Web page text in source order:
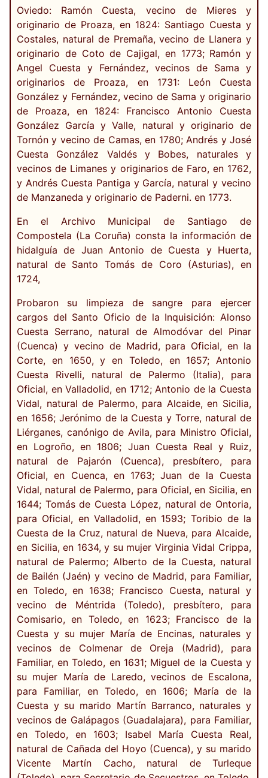
Oviedo: Ramón Cuesta, vecino de Mieres y
originario de Proaza, en 1824: Santiago Cuesta y
Costales, natural de Premaña, vecino de Llanera y
originario de Coto de Cajigal, en 1773; Ramón y
Angel Cuesta y Fernández, vecinos de Sama y
originarios de Proaza, en 1731: León Cuesta
González y Fernández, vecino de Sama y originario
de Proaza, en 1824: Francisco Antonio Cuesta
González García y Valle, natural y originario de
Tornón y vecino de Camas, en 1780; Andrés y José
Cuesta González Valdés y Bobes, naturales y
vecinos de Limanes y originarios de Faro, en 1762,
y Andrés Cuesta Pantiga y García, natural y vecino
de Manzaneda y originario de Paderni. en 1773.
En el Archivo Municipal de Santiago de
Compostela (La Coruña) consta la información de
hidalguía de Juan Antonio de Cuesta y Huerta,
natural de Santo Tomás de Coro (Asturias), en
1724,
Probaron su limpieza de sangre para ejercer
cargos del Santo Oficio de la Inquisición: Alonso
Cuesta Serrano, natural de Almodóvar del Pinar
(Cuenca) y vecino de Madrid, para Oficial, en la
Corte, en 1650, y en Toledo, en 1657; Antonio
Cuesta Rivelli, natural de Palermo (Italia), para
Oficial, en Valladolid, en 1712; Antonio de la Cuesta
Vidal, natural de Palermo, para Alcaide, en Sicilia,
en 1656; Jerónimo de la Cuesta y Torre, natural de
Liérganes, canónigo de Avila, para Ministro Oficial,
en Logroño, en 1806; Juan Cuesta Real y Ruiz,
natural de Pajarón (Cuenca), presbítero, para
Oficial, en Cuenca, en 1763; Juan de la Cuesta
Vidal, natural de Palermo, para Oficial, en Sicilia, en
1644; Tomás de Cuesta López, natural de Ontoria,
para Oficial, en Valladolid, en 1593; Toribio de la
Cuesta de la Cruz, natural de Nueva, para Alcaide,
en Sicilia, en 1634, y su mujer Virginia Vidal Crippa,
natural de Palermo; Alberto de la Cuesta, natural
de Bailén (Jaén) y vecino de Madrid, para Familiar,
en Toledo, en 1638; Francisco Cuesta, natural y
vecino de Méntrida (Toledo), presbítero, para
Comisario, en Toledo, en 1623; Francisco de la
Cuesta y su mujer María de Encinas, naturales y
vecinos de Colmenar de Oreja (Madrid), para
Familiar, en Toledo, en 1631; Miguel de la Cuesta y
su mujer María de Laredo, vecinos de Escalona,
para Familiar, en Toledo, en 1606; María de la
Cuesta y su marido Martín Barranco, naturales y
vecinos de Galápagos (Guadalajara), para Familiar,
en Toledo, en 1603; Isabel María Cuesta Real,
natural de Cañada del Hoyo (Cuenca), y su marido
Vicente Martín Cacho, natural de Turleque